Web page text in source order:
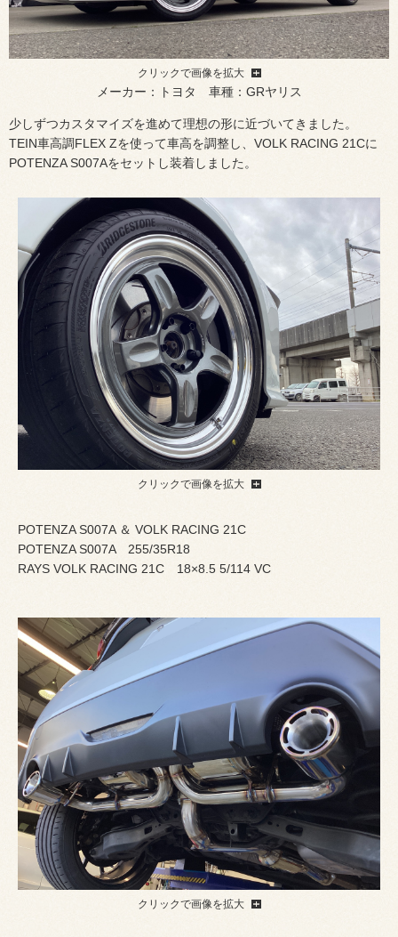
クリックで画像を拡大
メーカー：トヨタ 車種：GRヤリス
少しずつカスタマイズを進めて理想の形に近づいてきました。
TEIN車高調FLEX Zを使って車高を調整し、VOLK RACING 21Cに
POTENZA S007Aをセットし装着しました。
クリックで画像を拡大
POTENZA S007A ＆ VOLK RACING 21C
POTENZA S007A 255/35R18
RAYS VOLK RACING 21C 18×8.5 5/114 VC
クリックで画像を拡大